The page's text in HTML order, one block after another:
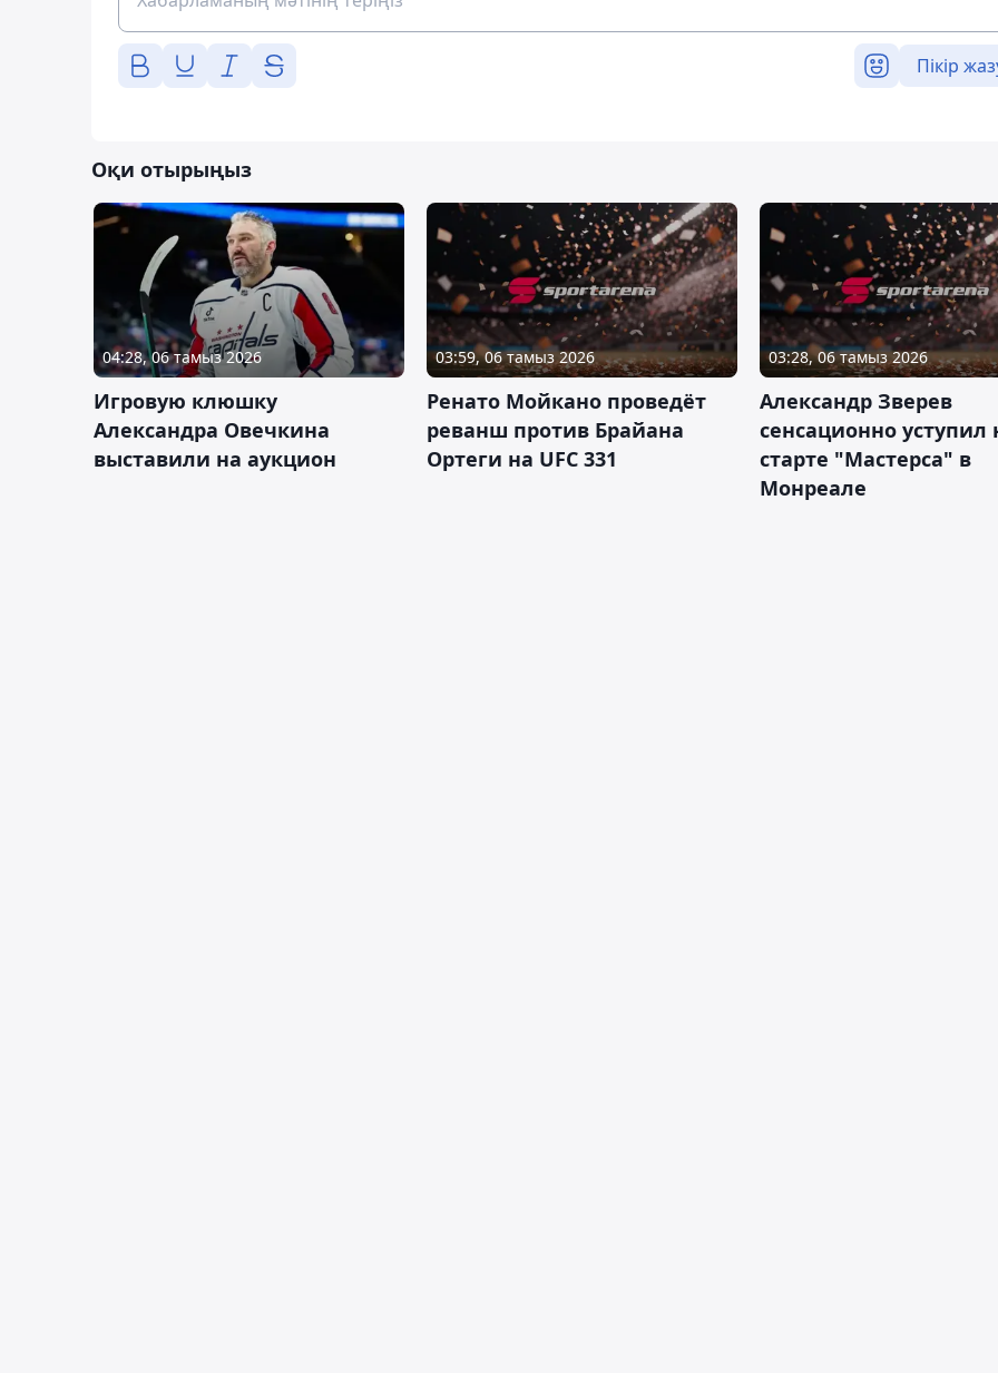
Пікір
Оқи отырыңыз
04:28, 06 тамыз 2026
Игровую клюшку
Александра Овечкина
выставили на аукцион
03:59, 06 тамыз 2026
Ренато Мойкано проведёт
реванш против Брайана
Ортеги на UFC 331
03:28, 06 тамыз 2026
Александр Зверев
сенсационно уступил
старте "Мастерса" в
Монреале